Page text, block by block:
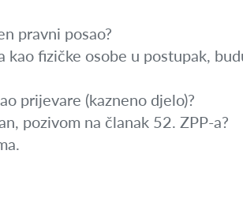
pravni posao?
fizičke osobe u postupak,
prijevare (kazneno djelo)?
pozivom na članak 52. ZPP-a?